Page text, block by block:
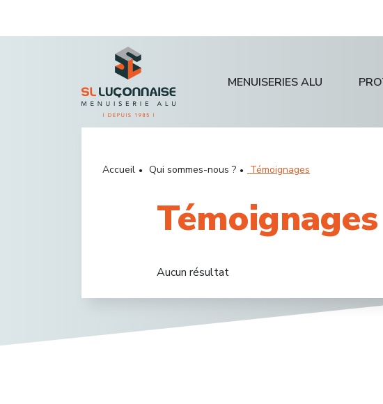
MENUISERIES ALU
Accueil Qui sommes-nous ? Témoignages
Témoignages
Aucun résultat